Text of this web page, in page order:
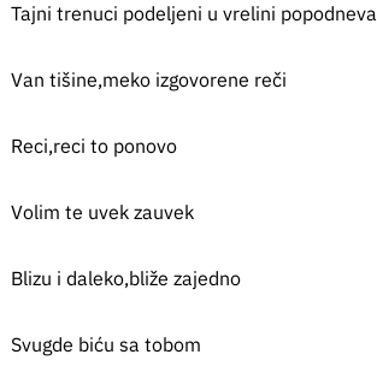
Tajni trenuci podeljeni u vrelini popodneva
Van tišine,meko izgovorene reči
Reci,reci to ponovo
Volim te uvek zauvek
Blizu i daleko,bliže zajedno
Svugde biću sa tobom